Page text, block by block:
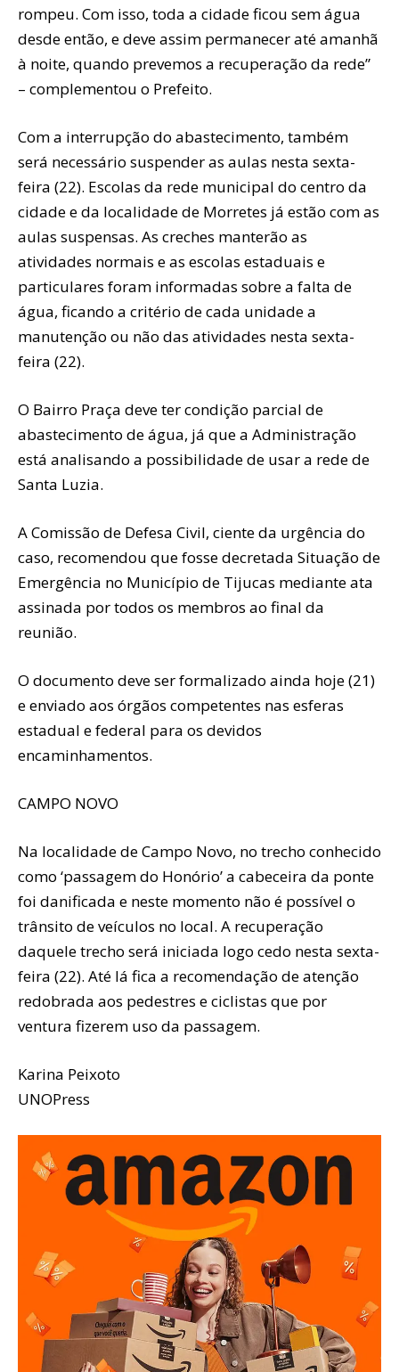
rompeu. Com isso, toda a cidade ficou sem água
desde então, e deve assim permanecer até amanhã
à noite, quando prevemos a recuperação da rede”
– complementou o Prefeito.
Com a interrupção do abastecimento, também
será necessário suspender as aulas nesta sexta-
feira (22). Escolas da rede municipal do centro da
cidade e da localidade de Morretes já estão com as
aulas suspensas. As creches manterão as
atividades normais e as escolas estaduais e
particulares foram informadas sobre a falta de
água, ficando a critério de cada unidade a
manutenção ou não das atividades nesta sexta-
feira (22).
O Bairro Praça deve ter condição parcial de
abastecimento de água, já que a Administração
está analisando a possibilidade de usar a rede de
Santa Luzia.
A Comissão de Defesa Civil, ciente da urgência do
caso, recomendou que fosse decretada Situação de
Emergência no Município de Tijucas mediante ata
assinada por todos os membros ao final da
reunião.
O documento deve ser formalizado ainda hoje (21)
e enviado aos órgãos competentes nas esferas
estadual e federal para os devidos
encaminhamentos.
CAMPO NOVO
Na localidade de Campo Novo, no trecho conhecido
como ‘passagem do Honório’ a cabeceira da ponte
foi danificada e neste momento não é possível o
trânsito de veículos no local. A recuperação
daquele trecho será iniciada logo cedo nesta sexta-
feira (22). Até lá fica a recomendação de atenção
redobrada aos pedestres e ciclistas que por
ventura fizerem uso da passagem.
Karina Peixoto
UNOPress